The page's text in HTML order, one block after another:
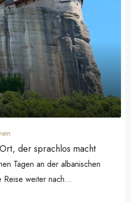
der sprachlos macht
Tagen an der albanischen
Reise weiter nach...